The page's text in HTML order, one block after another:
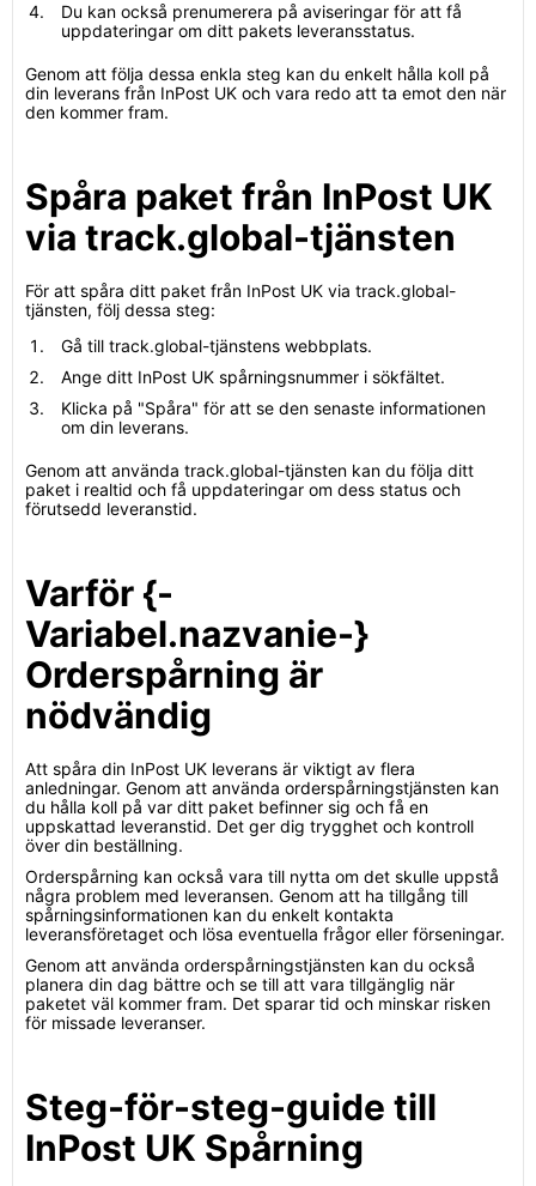
Du kan också prenumerera på aviseringar för att få
uppdateringar om ditt pakets leveransstatus.
Genom att följa dessa enkla steg kan du enkelt hålla koll på
din leverans från InPost UK och vara redo att ta emot den när
den kommer fram.
Spåra paket från InPost UK
via track.global-tjänsten
För att spåra ditt paket från InPost UK via track.global-
tjänsten, följ dessa steg:
Gå till track.global-tjänstens webbplats.
Ange ditt InPost UK spårningsnummer i sökfältet.
Klicka på "Spåra" för att se den senaste informationen
om din leverans.
Genom att använda track.global-tjänsten kan du följa ditt
paket i realtid och få uppdateringar om dess status och
förutsedd leveranstid.
Varför {-
Variabel.nazvanie-}
Orderspårning är
nödvändig
Att spåra din InPost UK leverans är viktigt av flera
anledningar. Genom att använda orderspårningstjänsten kan
du hålla koll på var ditt paket befinner sig och få en
uppskattad leveranstid. Det ger dig trygghet och kontroll
över din beställning.
Orderspårning kan också vara till nytta om det skulle uppstå
några problem med leveransen. Genom att ha tillgång till
spårningsinformationen kan du enkelt kontakta
leveransföretaget och lösa eventuella frågor eller förseningar.
Genom att använda orderspårningstjänsten kan du också
planera din dag bättre och se till att vara tillgänglig när
paketet väl kommer fram. Det sparar tid och minskar risken
för missade leveranser.
Steg-för-steg-guide till
InPost UK Spårning